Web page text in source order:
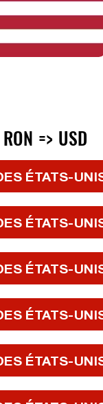
=> USD
ÉTATS-
ÉTATS-
ÉTATS-
ÉTATS-
ÉTATS-